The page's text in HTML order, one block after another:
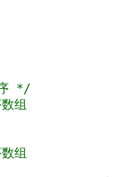
*/
组
组